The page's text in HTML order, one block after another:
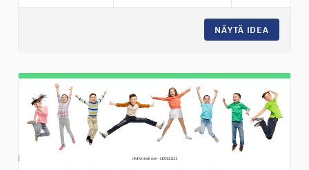
NÄYTÄ IDEA